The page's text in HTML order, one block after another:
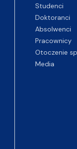
Studenci
Doktoranci
Absolwenci
Pracownicy
Otoczenie
Media